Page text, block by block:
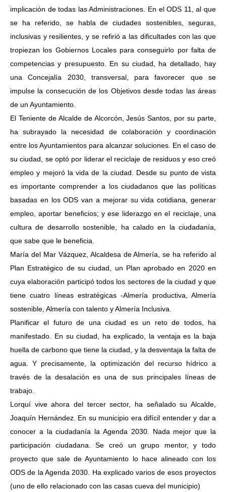
implicación de todas las Administraciones. En el ODS 11, al que
se ha referido, se habla de ciudades sostenibles, seguras,
inclusivas y resilientes, y se refirió a las dificultades con las que
tropiezan los Gobiernos Locales para conseguirlo por falta de
competencias y presupuesto. En su ciudad, ha detallado, hay
una Concejalía 2030, transversal, para favorecer que se
impulse la consecución de los Objetivos desde todas las áreas
de un Ayuntamiento.
El Teniente de Alcalde de Alcorcón, Jesús Santos, por su parte,
ha subrayado la necesidad de colaboración y coordinación
entre los Ayuntamientos para alcanzar soluciones. En el caso de
su ciudad, se optó por liderar el reciclaje de residuos y eso creó
empleo y mejoró la vida de la ciudad. Desde su punto de vista
es importante comprender a los ciudadanos que las políticas
basadas en los ODS van a mejorar su vida cotidiana, generar
empleo, aportar beneficios; y ese liderazgo en el reciclaje, una
cultura de desarrollo sostenible, ha calado en la ciudadanía,
que sabe que le beneficia.
María del Mar Vázquez, Alcaldesa de Almería, se ha referido al
Plan Estratégico de su ciudad, un Plan aprobado en 2020 en
cuya elaboración participó todos los sectores de la ciudad y que
tiene cuatro líneas estratégicas -Almería productiva, Almería
sostenible, Almería con talento y Almería Inclusiva.
Planificar el futuro de una ciudad es un reto de todos, ha
manifestado. En su ciudad, ha explicado, la ventaja es la baja
huella de carbono que tiene la ciudad, y la desventaja la falta de
agua. Y precisamente, la optimización del recurso hídrico a
través de la desalación es una de sus principales líneas de
trabajo.
Lorquí vive ahora del tercer sector, ha señalado su Alcalde,
Joaquín Hernández. En su municipio era difícil entender y dar a
conocer a la ciudadanía la Agenda 2030. Nada mejor que la
participación ciudadana. Se creó un grupo mentor, y todo
proyecto que sale de Ayuntamiento lo hace alineado con los
ODS de la Agenda 2030. Ha explicado varios de esos proyectos
(uno de ello relacionado con las casas cueva del municipio)